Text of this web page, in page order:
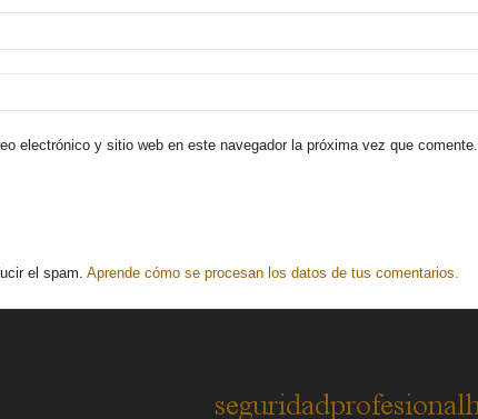
electrónico y sitio web en este navegador la próxima vez que comente.
el spam. Aprende cómo se procesan los datos de tus comentarios.